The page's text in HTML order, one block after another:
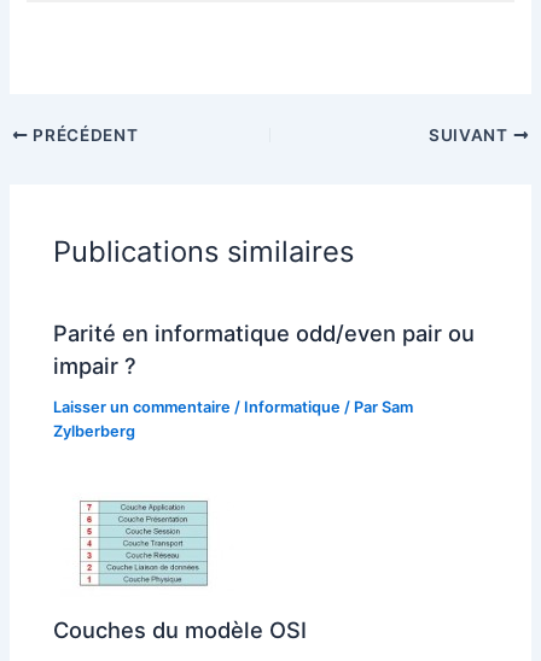
PRÉCÉDENT SUIVANT
Publications similaires
Parité en informatique odd/even pair ou
impair ?
Laisser un commentaire / Informatique / ParSam
Zylberberg
Couches du modèle OSI